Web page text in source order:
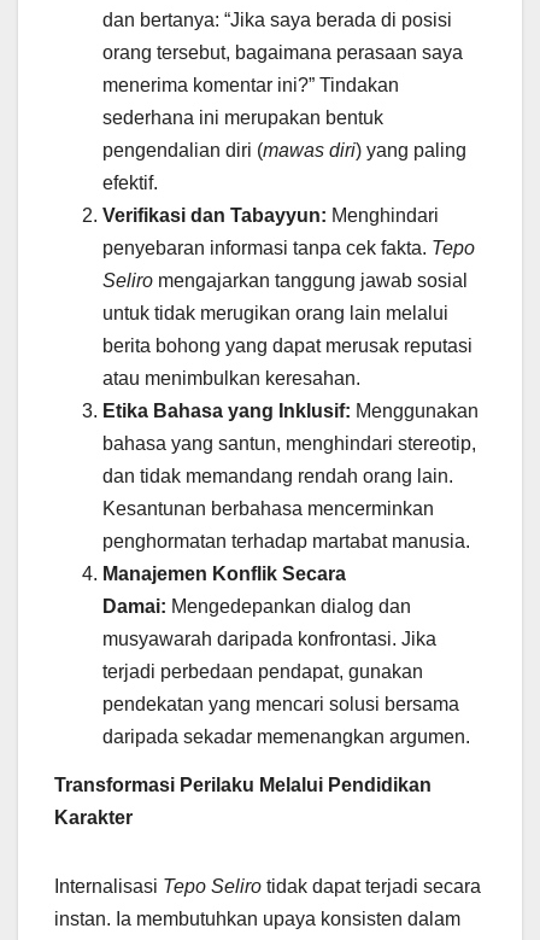
dan bertanya: “Jika saya berada di posisi
orang tersebut, bagaimana perasaan saya
menerima komentar ini?” Tindakan
sederhana ini merupakan bentuk
pengendalian diri (mawas diri) yang paling
efektif.
Verifikasi dan Tabayyun: Menghindari
penyebaran informasi tanpa cek fakta. Tepo
Seliro mengajarkan tanggung jawab sosial
untuk tidak merugikan orang lain melalui
berita bohong yang dapat merusak reputasi
atau menimbulkan keresahan.
Etika Bahasa yang Inklusif: Menggunakan
bahasa yang santun, menghindari stereotip,
dan tidak memandang rendah orang lain.
Kesantunan berbahasa mencerminkan
penghormatan terhadap martabat manusia.
Manajemen Konflik Secara
Damai: Mengedepankan dialog dan
musyawarah daripada konfrontasi. Jika
terjadi perbedaan pendapat, gunakan
pendekatan yang mencari solusi bersama
daripada sekadar memenangkan argumen.
Transformasi Perilaku Melalui Pendidikan
Karakter
Internalisasi Tepo Seliro tidak dapat terjadi secara
instan. Ia membutuhkan upaya konsisten dalam